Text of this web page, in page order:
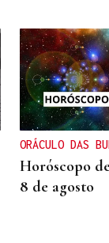
ORÁCULO DAS
Horóscopo
8 de agosto